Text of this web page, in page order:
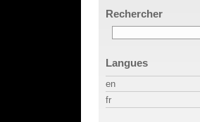
Rechercher
Langues
en
fr